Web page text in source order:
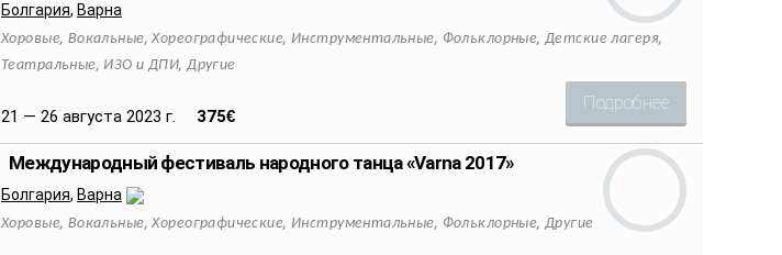
Болгария, Варна
Хоровые, Вокальные,Хореографические, Инструментальные, Фольклорные, Детские лагеря,
Театральные, ИЗО и ДПИ, Другие
21 — 26 августа 2023 г. 375€
Подробнее
Международный фестиваль народного танца «Varna 2017»
Болгария, Варна
Хоровые, Вокальные,Хореографические, Инструментальные, Фольклорные, Другие